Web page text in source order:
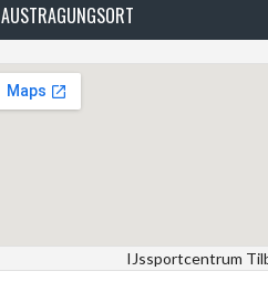
AUSTRAGUNGSORT
IJssportcentrum